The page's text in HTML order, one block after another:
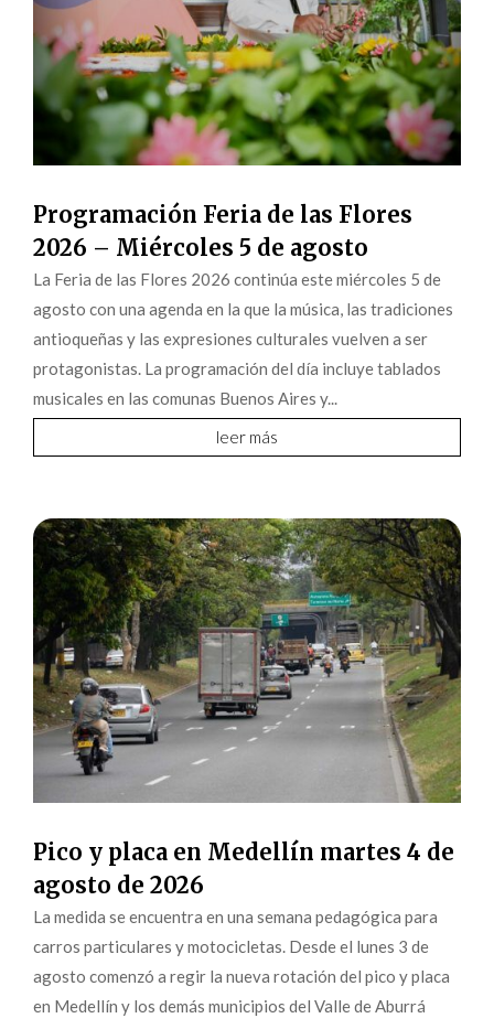
Programación Feria de las Flores
2026 – Miércoles 5 de agosto
La Feria de las Flores 2026 continúa este miércoles 5 de
agosto con una agenda en la que la música, las tradiciones
antioqueñas y las expresiones culturales vuelven a ser
protagonistas. La programación del día incluye tablados
musicales en las comunas Buenos Aires y...
leer más
Pico y placa en Medellín martes 4 de
agosto de 2026
La medida se encuentra en una semana pedagógica para
carros particulares y motocicletas. Desde el lunes 3 de
agosto comenzó a regir la nueva rotación del pico y placa
en Medellín y los demás municipios del Valle de Aburrá